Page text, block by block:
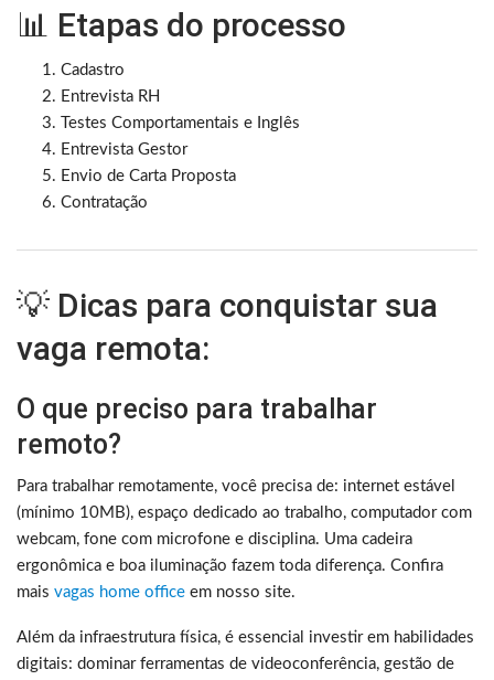
📊 Etapas do processo
Cadastro
Entrevista RH
Testes Comportamentais e Inglês
Entrevista Gestor
Envio de Carta Proposta
Contratação
💡 Dicas para conquistar sua
vaga remota:
O que preciso para trabalhar
remoto?
Para trabalhar remotamente, você precisa de: internet estável
(mínimo 10MB), espaço dedicado ao trabalho, computador com
webcam, fone com microfone e disciplina. Uma cadeira
ergonômica e boa iluminação fazem toda diferença. Confira
mais vagas home office em nosso site.
Além da infraestrutura física, é essencial investir em habilidades
digitais: dominar ferramentas de videoconferência, gestão de